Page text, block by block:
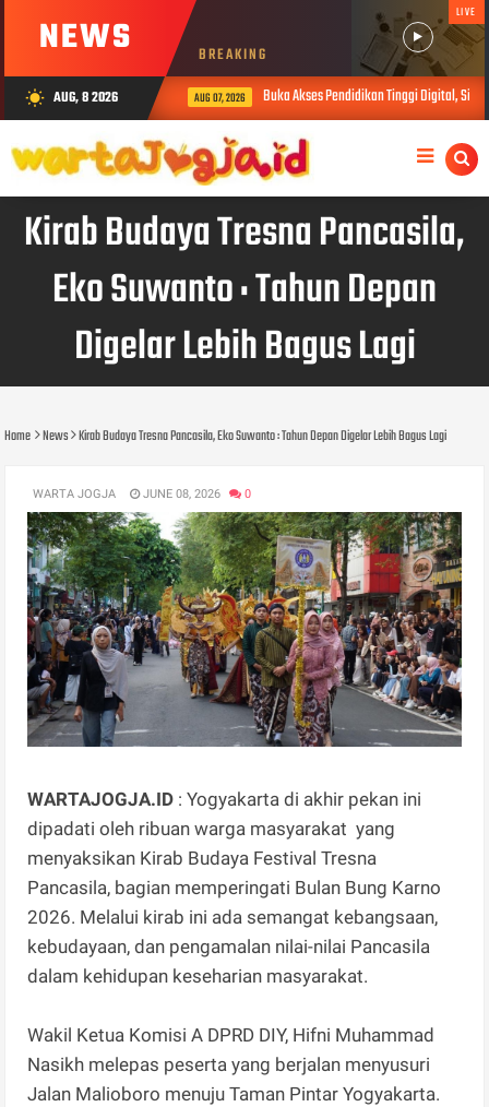
NEWS BREAKING
LIVE
wb_sunny AUG, 8 2026 AUG 07, 2026 Buka Akses Pendidikan Tinggi Digital,
Kirab Budaya Tresna Pancasila,
Eko Suwanto : Tahun Depan
Digelar Lebih Bagus Lagi
Home News Kirab Budaya Tresna Pancasila, Eko Suwanto : Tahun Depan Digelar Lebih Bagus Lagi
WARTA JOGJA JUNE 08, 2026 0
WARTAJOGJA.ID : Yogyakarta di akhir pekan ini
dipadati oleh ribuan warga masyarakat yang
menyaksikan Kirab Budaya Festival Tresna
Pancasila, bagian memperingati Bulan Bung Karno
2026. Melalui kirab ini ada semangat kebangsaan,
kebudayaan, dan pengamalan nilai-nilai Pancasila
dalam kehidupan keseharian masyarakat.
Wakil Ketua Komisi A DPRD DIY, Hifni Muhammad
Nasikh melepas peserta yang berjalan menyusuri
Jalan Malioboro menuju Taman Pintar Yogyakarta.